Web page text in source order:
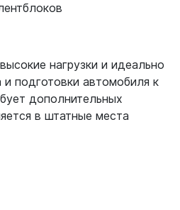
нагрузки и идеально
подготовки автомобиля к
дополнительных
в штатные места